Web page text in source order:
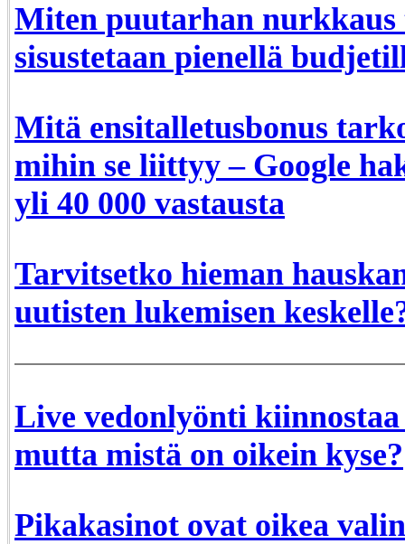
Miten puutarhan nurkkaus
sisustetaan pienellä
Mitä ensitalletusbonus
mihin se liittyy – Google
yli 40 000 vastausta
Tarvitsetko hieman
uutisten lukemisen
Live vedonlyönti
mutta mistä on oikein kyse?
Pikakasinot ovat oikea